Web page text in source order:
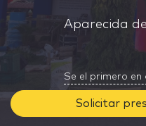
Aparecida
Se el primero en
Solicitar